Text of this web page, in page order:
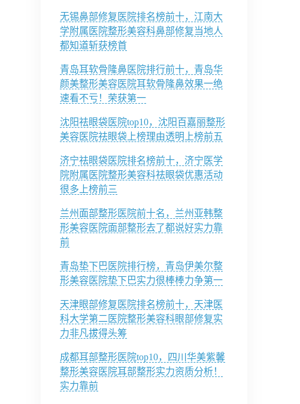
无锡鼻部修复医院排名榜前十，江南大
学附属医院整形美容科鼻部修复当地人
都知道斩获榜首
青岛耳软骨隆鼻医院排行前十，青岛华
颜美整形美容医院耳软骨隆鼻效果一绝
速看不亏！荣获第一
沈阳祛眼袋医院top10，沈阳百嘉丽整形
美容医院祛眼袋上榜理由透明上榜前五
济宁祛眼袋医院排名榜前十，济宁医学
院附属医院整形美容科祛眼袋优惠活动
很多上榜前三
兰州面部整形医院前十名，兰州亚韩整
形美容医院面部整形去了都说好实力靠
前
青岛垫下巴医院排行榜，青岛伊美尔整
形美容医院垫下巴实力很棒棒力争第一
天津眼部修复医院排名榜前十，天津医
科大学第二医院整形美容科眼部修复实
力非凡拔得头筹
成都耳部整形医院top10，四川华美紫馨
整形美容医院耳部整形实力资质分析！
实力靠前